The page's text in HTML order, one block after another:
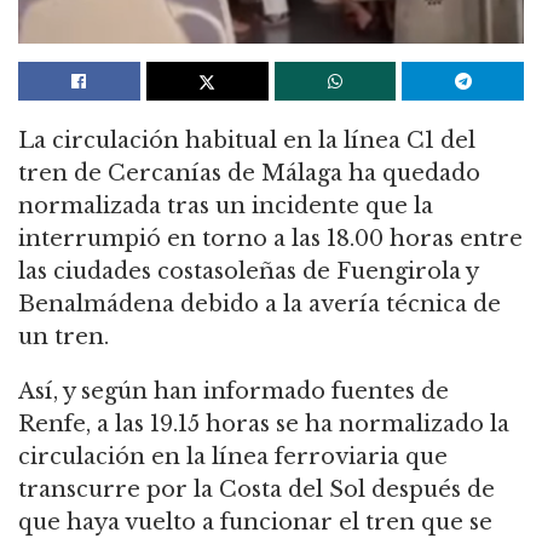
La circulación habitual en la línea C1 del
tren de Cercanías de Málaga ha quedado
normalizada tras un incidente que la
interrumpió en torno a las 18.00 horas entre
las ciudades costasoleñas de Fuengirola y
Benalmádena debido a la avería técnica de
un tren.
Así, y según han informado fuentes de
Renfe, a las 19.15 horas se ha normalizado la
circulación en la línea ferroviaria que
transcurre por la Costa del Sol después de
que haya vuelto a funcionar el tren que se